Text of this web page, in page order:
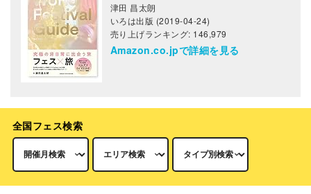
津田 昌太朗
いろは出版 (2019-04-24)
売り上げランキング: 146,979
Amazon.co.jpで詳細を見る
全国フェス検索